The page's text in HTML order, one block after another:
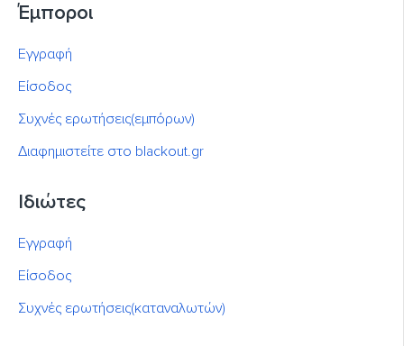
Έμποροι
Εγγραφή
Είσοδος
Συχνές ερωτήσεις(εμπόρων)
Διαφημιστείτε στο blackout.gr
Ιδιώτες
Εγγραφή
Είσοδος
Συχνές ερωτήσεις(καταναλωτών)